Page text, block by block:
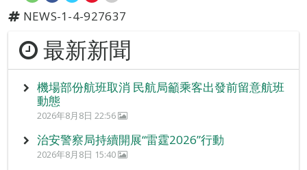
NEWS-1-4-927637
最新新聞
機場部份航班取消 民航局籲乘客出發前留意航班
動態
2026年8月8日 22:56
治安警察局持續開展“雷霆2026”行動
2026年8月8日 15:40